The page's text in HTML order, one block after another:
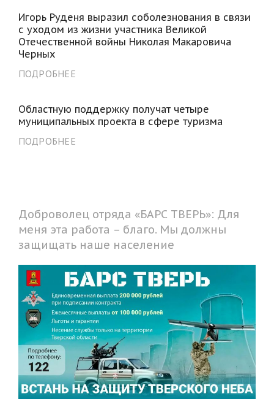
Игорь Руденя выразил соболезнования в связи
с уходом из жизни участника Великой
Отечественной войны Николая Макаровича
Черных
ПОДРОБНЕЕ
Областную поддержку получат четыре
муниципальных проекта в сфере туризма
ПОДРОБНЕЕ
Доброволец отряда «БАРС ТВЕРЬ»: Для
меня эта работа – благо. Мы должны
защищать наше население